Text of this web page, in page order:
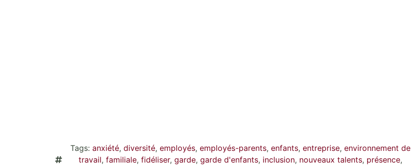
Tags: anxiété, diversité, employés, employés-parents, enfants, entreprise, environnement de
travail, familiale, fidéliser, garde, garde d'enfants, inclusion, nouveaux talents, présence,